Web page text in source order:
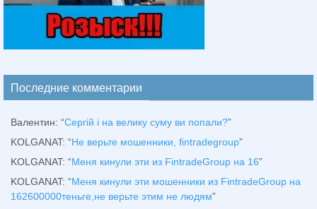
Последние комментарии
Валентин: “Сергій і на велику суму ви попали?”
KOLGANAT: “Не верьте мошенники, fintradegroup”
KOLGANAT: “Меня кинули эти из FintradeGroup на 16”
KOLGANAT: “Меня кинули эти мошенники из FintradeGroup на
162600000теньге,не верьте этим не людям”